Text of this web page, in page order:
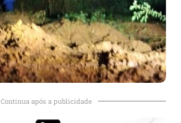
Continua após a publicidade